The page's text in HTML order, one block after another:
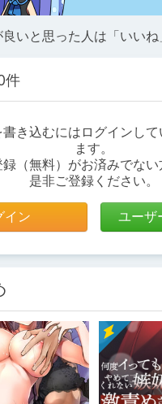
いと思った人は「いいね
件
き込むにはログインして
ます。
（無料）がお済みでな
是非ご登録ください。
イン ユーザ